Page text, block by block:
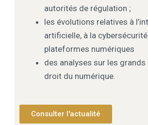
autorités de régulation ;
les évolutions relatives à
artificielle, à la
plateformes numériques
des analyses sur les grands
droit du numérique.
Consulter l'actualité